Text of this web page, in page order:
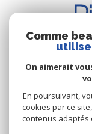
Les
83240
Comme
On aimerait
En poursuivant,
cookies par ce
contenus adaptés